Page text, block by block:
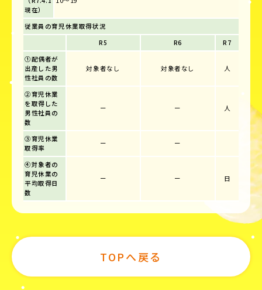
現在）
従業員の育児休業取得状況
R5
R6
R7
①配偶者が
出産した男
性社員の数
対象者なし 対象者なし 人
②育児休業
を取得した
男性社員の
数
ー ー 人
③育児休業
取得率
ー ー
④対象者の
育児休業の
平均取得日
数
ー ー 日
TOPへ戻る